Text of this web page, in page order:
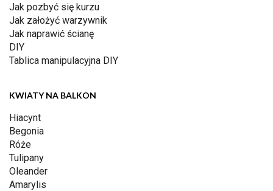
Jak pozbyć się kurzu
Jak założyć warzywnik
Jak naprawić ścianę
DIY
Tablica manipulacyjna DIY
KWIATY NA BALKON
Hiacynt
Begonia
Róże
Tulipany
Oleander
Amarylis